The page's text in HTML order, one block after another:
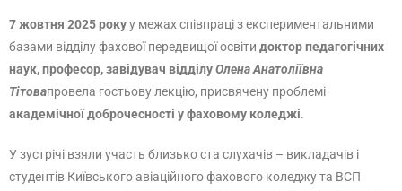
7 жовтня 2025 рокуу межах співпраці з експериментальними
базами відділу фахової передвищої освіти доктор педагогічних
наук, професор, завідувач відділуОлена Анатоліївна
Тітовапровела гостьову лекцію, присвячену проблемі
академічної доброчесності у фаховому коледжі.
У зустрічі взяли участь близько ста слухачів – викладачів і
студентів Київського авіаційного фахового коледжу та ВСП